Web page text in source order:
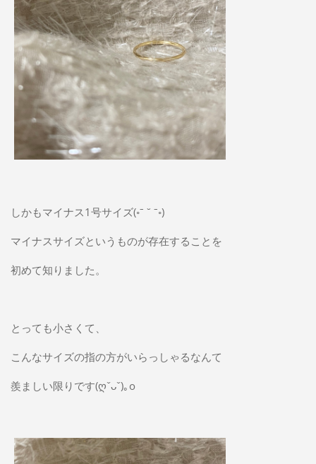
しかもマイナス1号サイズ(◦ˉ ˘ ˉ◦)
マイナスサイズというものが存在することを
初めて知りました。
とっても小さくて、
こんなサイズの指の方がいらっしゃるなんて
羨ましい限りです(ღˇᴗˇ)｡o